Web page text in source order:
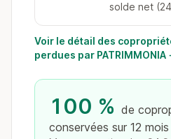
solde net
Voir le détail des
perdues par PATRIMMONIA
100 % de
conservées sur 12 mois